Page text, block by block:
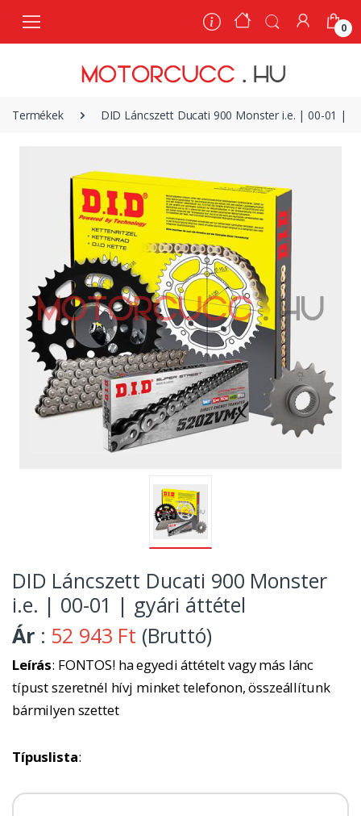
0
Termékek DID Láncszett Ducati 900 Monster i.e. | 00-01 |
DID Láncszett Ducati 900 Monster
i.e. | 00-01 | gyári áttétel
Ár : 52 943 Ft (Bruttó)
Leírás: FONTOS! ha egyedi áttételt vagy más lánc
típust szeretnél hívj minket telefonon, összeállítunk
bármilyen szettet
Típuslista:
0